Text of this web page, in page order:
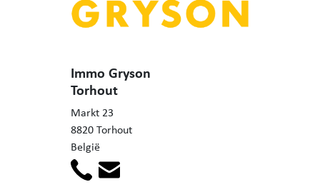
Immo Gryson
Torhout
Markt 23
8820 Torhout
België